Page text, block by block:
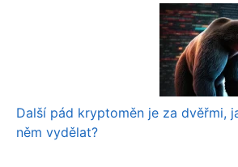
Další pád kryptoměn je za dvěřmi,
něm vydělat?